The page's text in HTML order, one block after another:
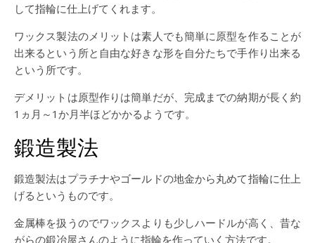
して指輪に仕上げてくれます。
ワックス製法のメリットは素人でも簡単に原型を作ることが
出来るという所と自由な好きな形を自分たちで手作り出来る
という所です。
デメリットは原型作りは簡単だが、完成までの納期が長く約
1ヵ月～1か月半ほどかかるようです。
鍛造製法
鍛造製法はプラチナやゴールドの地金から丸めて指輪に仕上
げるというものです。
金属棒を扱うのでワックスよりも少しハードルが高く、昔な
がらの鍛冶屋さんのように指輪を作っていく方法です。